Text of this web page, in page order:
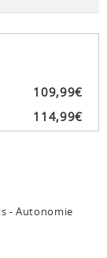
109,99€
114,99€
- Autonomie